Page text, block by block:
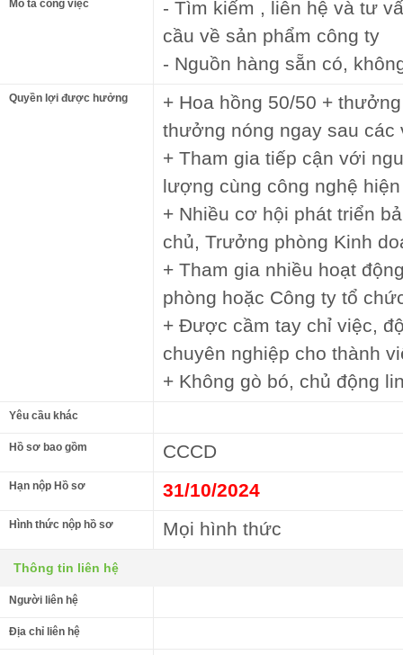
Mô tả công việc
- Tìm kiếm , liên hệ và tư
cầu về sản phẩm công ty
- Nguồn hàng sẵn có,
Quyền lợi được hưởng
+ Hoa hồng 50/50 +
thưởng nóng ngay sau các
+ Tham gia tiếp cận với
lượng cùng công nghệ
+ Nhiều cơ hội phát triển
chủ, Trưởng phòng Kinh
+ Tham gia nhiều hoạt
phòng hoặc Công ty tổ
+ Được cầm tay chỉ việc,
chuyên nghiệp cho thành
+ Không gò bó, chủ động
Yêu cầu khác
Hồ sơ bao gồm CCCD
Hạn nộp Hồ sơ 31/10/2024
Hình thức nộp hồ sơ Mọi hình thức
Thông tin liên hệ
Người liên hệ
Địa chỉ liên hệ